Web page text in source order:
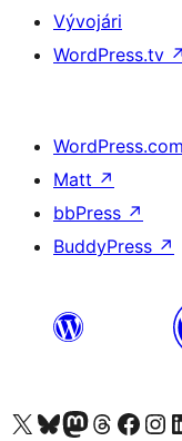
Vývojári
WordPress.tv ↗
WordPress.com
Matt ↗
bbPress ↗
BuddyPress ↗
Navštívte náš účet na X (predtým Twitter)
Navštívte náš účet na platforme Bluesky
Navštívte náš účet na
Navštívte náš účet na platforme
Navštívte našu